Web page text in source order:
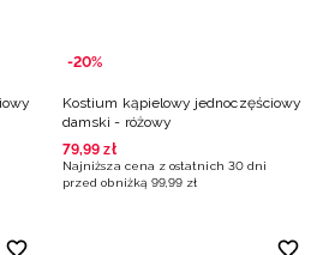
-20%
Kostium kąpielowy jednoczęściowy
damski - różowy
79,99 zł
Najniższa cena z ostatnich 30 dni
przed obniżką 99,99 zł
Słowacki / EUR
Ukraiński / UAH